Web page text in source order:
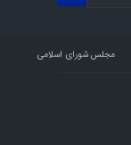
مجلس شورای اسلامی